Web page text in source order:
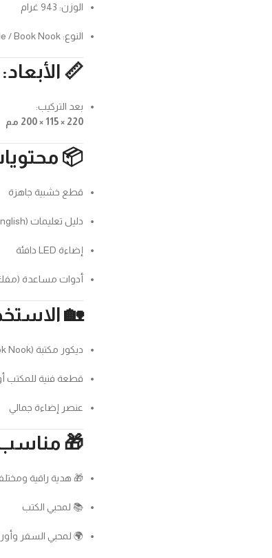
الوزن: 943 غرام
النوع: 3D Wooden Puzzle / Book Nook
📏 الأبعاد:
بعد التركيب:
220 × 115 × 200 مم
📦
قطع خشبية جاهزة
دليل تعليمات (English)
إضاءة LED دافئة
أدوات مساعدة
🏡
ديكور مكتبة (Book Nook)
قطعة فنية للمكتب
عنصر إضاءة جمالي
🎁
🎁 هدية راقية
📚 لمحبي الكتب
🌍 لمحبي السفر